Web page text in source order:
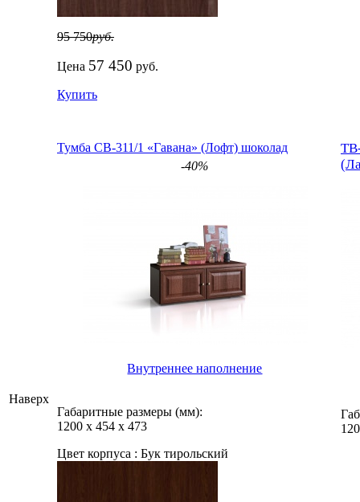
Наверх
95 750руб.
Цена 57 450 руб.
Купить
Тумба СВ-311/1 «Гавана» (Лофт) шоколад
-40%
Внутреннее наполнение
Габаритные размеры (мм):
1200 х 454 х 473
Цвет корпуса : Бук тирольский